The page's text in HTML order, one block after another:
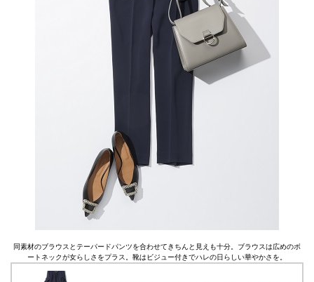
同素材のブラウスとテーパードパンツを合わせてきちんと見えも十分。ブラウスは広めのボ
ートネックが女らしさをプラス。靴はビジュー付きでハレの日らしい華やかさを。